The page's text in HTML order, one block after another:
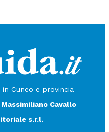
Cuneo e provincia
Massimiliano Cavallo
s.r.l.